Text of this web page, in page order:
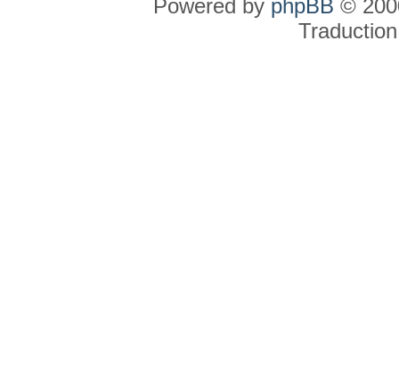
Powered by phpBB ©